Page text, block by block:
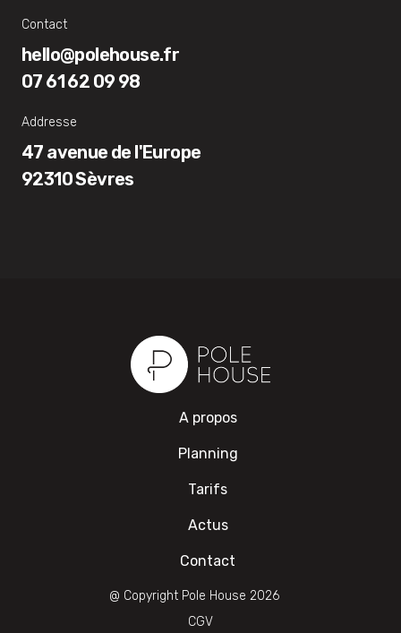
Contact
hello@polehouse.fr
07 61 62 09 98
Addresse
47 avenue de l'Europe
92310 Sèvres
A propos
Planning
Tarifs
Actus
Contact
@ Copyright Pole House 2026
CGV